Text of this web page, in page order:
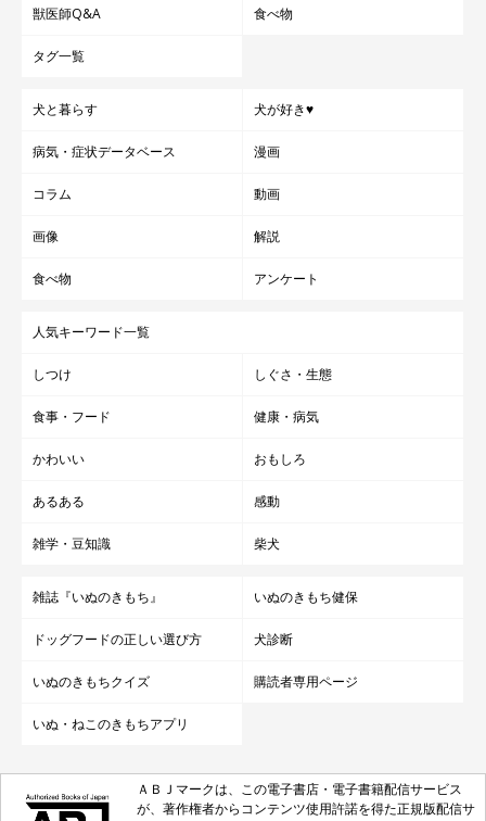
獣医師Q&A 食べ物
タグ一覧
犬と暮らす 犬が好き♥
病気・症状データベース 漫画
コラム 動画
画像 解説
食べ物 アンケート
人気キーワード一覧
しつけ しぐさ・生態
食事・フード 健康・病気
かわいい おもしろ
あるある 感動
雑学・豆知識 柴犬
雑誌『いぬのきもち』 いぬのきもち健保
ドッグフードの正しい選び方 犬診断
いぬのきもちクイズ 購読者専用ページ
いぬ・ねこのきもちアプリ
ＡＢＪマークは、この電子書店・電子書籍配信サービス
が、著作権者からコンテンツ使用許諾を得た正規版配信サ